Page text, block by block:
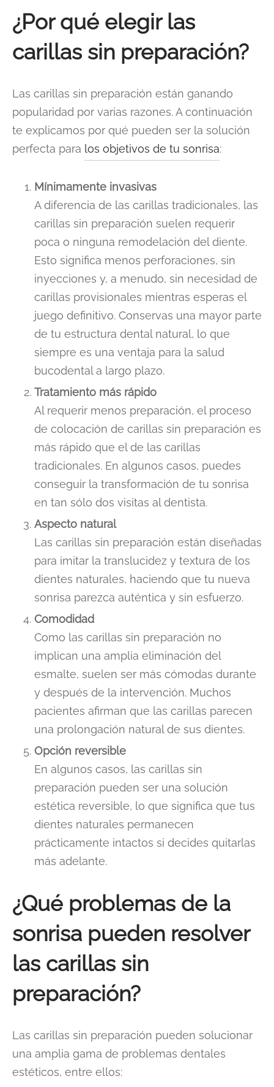
¿Por qué elegir las
carillas sin preparación?
Las carillas sin preparación están ganando
popularidad por varias razones. A continuación
te explicamos por qué pueden ser la solución
perfecta para los objetivos de tu sonrisa:
Mínimamente invasivas
A diferencia de las carillas tradicionales, las
carillas sin preparación suelen requerir
poca o ninguna remodelación del diente.
Esto significa menos perforaciones, sin
inyecciones y, a menudo, sin necesidad de
carillas provisionales mientras esperas el
juego definitivo. Conservas una mayor parte
de tu estructura dental natural, lo que
siempre es una ventaja para la salud
bucodental a largo plazo.
Tratamiento más rápido
Al requerir menos preparación, el proceso
de colocación de carillas sin preparación es
más rápido que el de las carillas
tradicionales. En algunos casos, puedes
conseguir la transformación de tu sonrisa
en tan sólo dos visitas al dentista.
Aspecto natural
Las carillas sin preparación están diseñadas
para imitar la translucidez y textura de los
dientes naturales, haciendo que tu nueva
sonrisa parezca auténtica y sin esfuerzo.
Comodidad
Como las carillas sin preparación no
implican una amplia eliminación del
esmalte, suelen ser más cómodas durante
y después de la intervención. Muchos
pacientes afirman que las carillas parecen
una prolongación natural de sus dientes.
Opción reversible
En algunos casos, las carillas sin
preparación pueden ser una solución
estética reversible, lo que significa que tus
dientes naturales permanecen
prácticamente intactos si decides quitarlas
más adelante.
¿Qué problemas de la
sonrisa pueden resolver
las carillas sin
preparación?
Las carillas sin preparación pueden solucionar
una amplia gama de problemas dentales
estéticos, entre ellos: